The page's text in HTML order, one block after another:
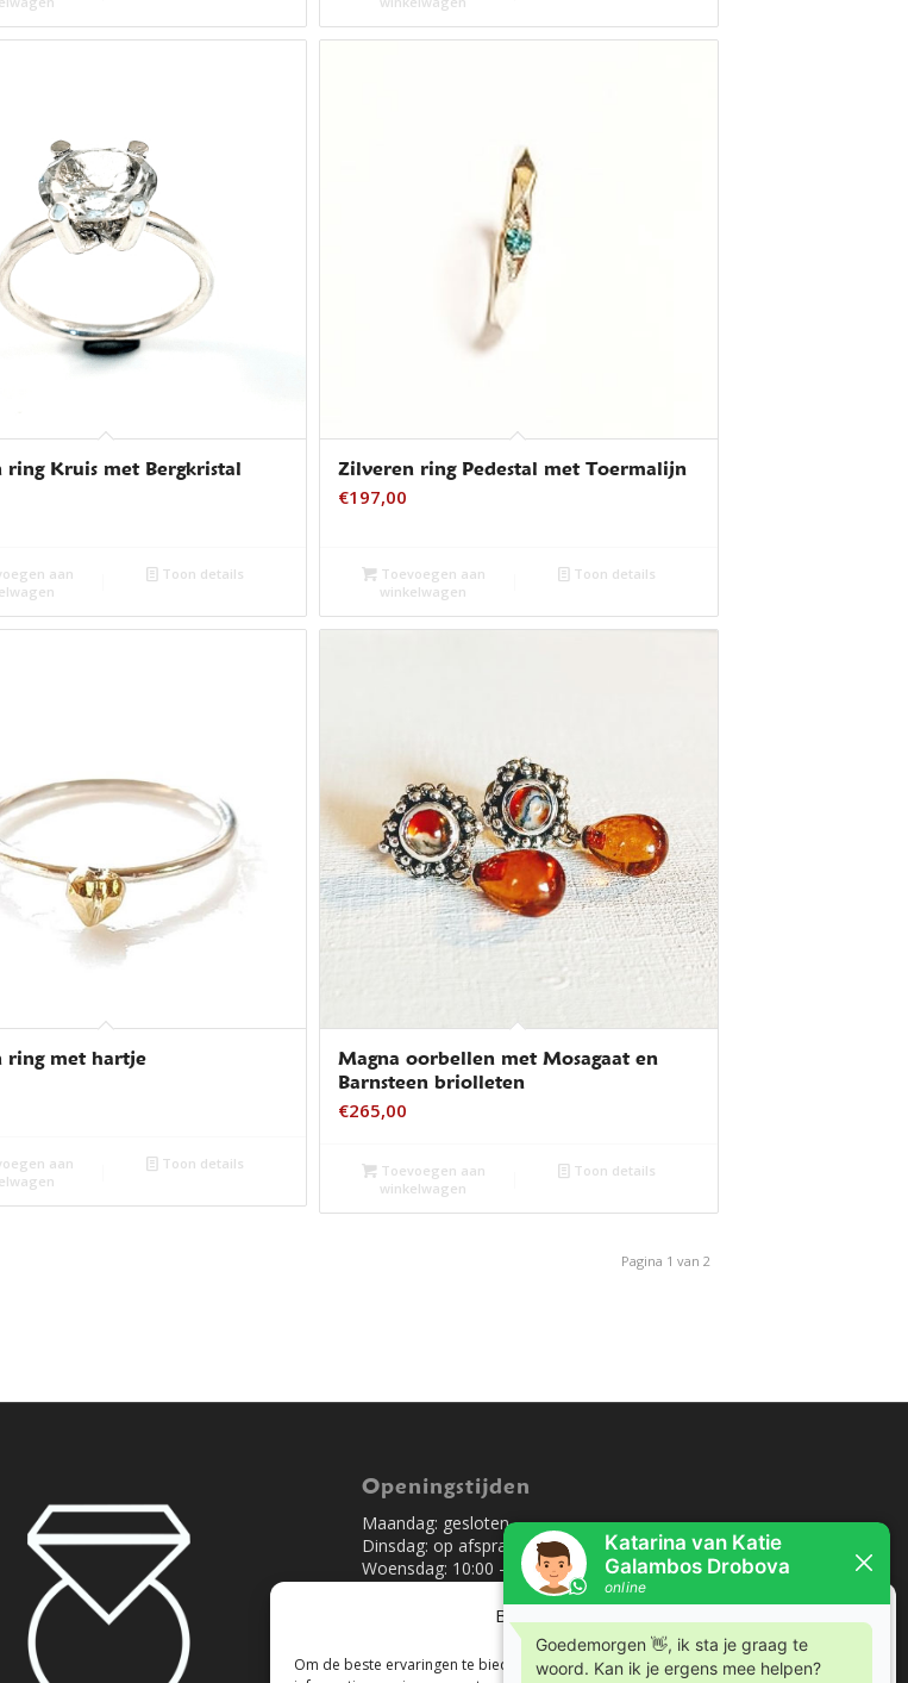
Beheer toestemming
Om de beste ervaringen te bieden, gebruiken wij technologieën zoals cookies om
ring Kruis met Bergkristal
aan
Toon details
Zilveren ring Pedestal met Toermalijn
€197,00
Toevoegen aan
winkelwagen
Toon details
ring met hartje
aan
Toon details
Magna oorbellen met Mosagaat en
Barnsteen briolleten
€265,00
Toevoegen aan
winkelwagen
Toon details
Pagina 1 van 2
Openingstijden
Maandag: gesloten
Dinsdag: op afspraak
Woensdag: 10:00 – 14:00 uur
Donderdag: 10:00 – 18:00 uur
Vrijdag: 10:00 – 14:00 uur
Zaterdag: op afspraak
Woensdag en vrijdag na 14:00 uur op afspraak